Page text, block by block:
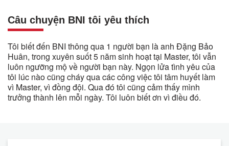
Câu chuyện BNI tôi yêu thích
Tôi biết đến BNI thông qua 1 người bạn là anh Đặng Bảo
Huân, trong xuyên suốt 5 năm sinh hoạt tại Master, tôi vẫn
luôn ngưỡng mộ về người bạn này. Ngọn lửa tình yêu của
tôi lúc nào cũng cháy qua các công việc tôi tâm huyết làm
vì Master, vì đồng đội. Qua đó tôi cũng cảm thấy mình
trưởng thành lên mỗi ngày. Tôi luôn biết ơn vì điều đó.